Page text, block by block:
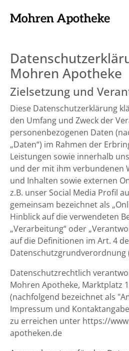
Mohren Apotheke
Zielsetzung und
Diese Datenschutzerklärung
den Umfang und Zweck der
personenbezogenen Daten
„Daten“) im Rahmen der
Leistungen sowie innerhalb
und der mit ihm verbundenen
und Inhalten sowie externen
z.B. unser Social Media Profil
gemeinsam bezeichnet als
Hinblick auf die verwendeten
„Verarbeitung“ oder
auf die Definitionen im Art. 4
Datenschutzgrundverordnung
Datenschutzrechtlich
Mohren Apotheke, Marktplatz
(nachfolgend bezeichnet als
Impressum und
zu erreichen unter https://
apotheken.de